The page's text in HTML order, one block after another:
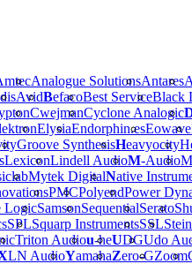
Analogue SolutionsAntares
AvidBefacoBest ServiceBlack
CwejmanCyclone Analogic
ElysiaEndorphin.esEowave
Groove SynthesisHeavyocity
LexiconLindell AudioM-Audio
Mytek DigitalNative
PMCPolyendPower
LogicSamsonSequentialSerato
SPLSquarp InstrumentsSSL
Triton Audiou-heUDGUdo
LN AudioYamahaZero-GZoom